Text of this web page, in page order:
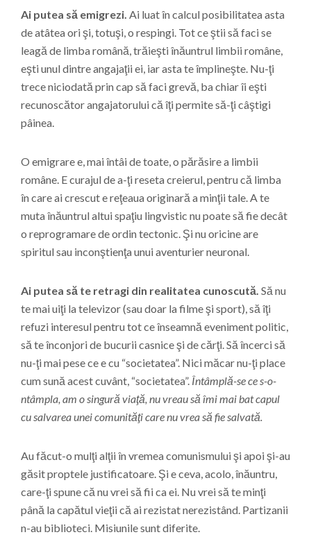
Ai putea să emigrezi. Ai luat în calcul posibilitatea asta
de atâtea ori şi, totuşi, o respingi. Tot ce ştii să faci se
leagă de limba română, trăieşti înăuntrul limbii române,
eşti unul dintre angajaţii ei, iar asta te împlineşte. Nu-ţi
trece niciodată prin cap să faci grevă, ba chiar îi eşti
recunoscător angajatorului că îţi permite să-ţi câştigi
pâinea.
O emigrare e, mai întâi de toate, o părăsire a limbii
române. E curajul de a-ţi reseta creierul, pentru că limba
în care ai crescut e reţeaua originară a minţii tale. A te
muta înăuntrul altui spaţiu lingvistic nu poate să fie decât
o reprogramare de ordin tectonic. Şi nu oricine are
spiritul sau inconştienţa unui aventurier neuronal.
Ai putea să te retragi din realitatea cunoscută. Să nu
te mai uiţi la televizor (sau doar la filme şi sport), să îţi
refuzi interesul pentru tot ce înseamnă eveniment politic,
să te înconjori de bucurii casnice şi de cărţi. Să încerci să
nu-ţi mai pese ce e cu “societatea”. Nici măcar nu-ţi place
cum sună acest cuvânt, “societatea”. Întâmplă-se ce s-o-
ntâmpla, am o singură viaţă, nu vreau să îmi mai bat capul
cu salvarea unei comunităţi care nu vrea să fie salvată.
Au făcut-o mulţi alţii în vremea comunismului şi apoi şi-au
găsit proptele justificatoare. Şi e ceva, acolo, înăuntru,
care-ţi spune că nu vrei să fii ca ei. Nu vrei să te minţi
până la capătul vieţii că ai rezistat nerezistând. Partizanii
n-au biblioteci. Misiunile sunt diferite.